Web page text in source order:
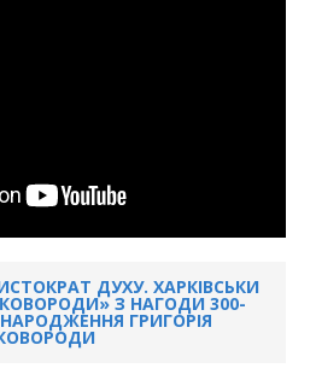
ДУХУ. ХАРКІВСЬКИ
З НАГОДИ 300-
ГРИГОРІЯ